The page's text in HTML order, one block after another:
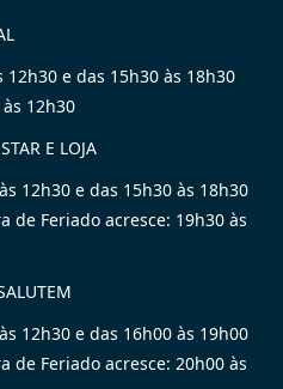
e das 15h30 às 18h30
12h30
E LOJA
12h30 e das 15h30 às 18h30
de Feriado acresce: 19h30 às
12h30 e das 16h00 às 19h00
de Feriado acresce: 20h00 às